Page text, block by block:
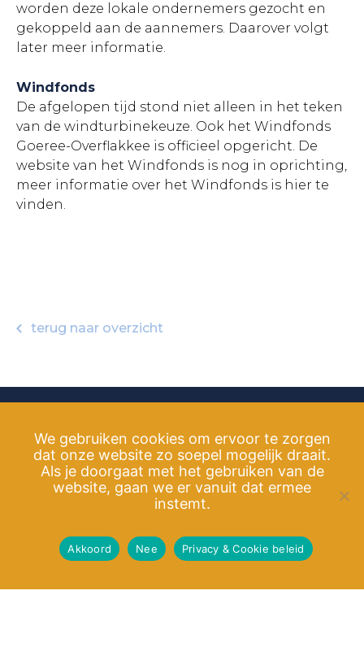
worden deze lokale ondernemers gezocht en
gekoppeld aan de aannemers. Daarover volgt
later meer informatie.
Windfonds
De afgelopen tijd stond niet alleen in het teken
van de windturbinekeuze. Ook het Windfonds
Goeree-Overflakkee is officieel opgericht. De
website van het Windfonds is nog in oprichting,
meer informatie over het Windfonds is hier te
vinden.
terug naar overzicht
info@kroningswind.nl
Privacy & Cookie beleid
De Equator Principles
The Equator Principles
We gebruiken cookies om ervoor te zorgen
dat onze website zo soepel mogelijk draait.
Als je doorgaat met het gebruiken van de
website, gaan we er vanuit dat ermee
instemt.
Akkoord Nee Privacy & Cookie beleid